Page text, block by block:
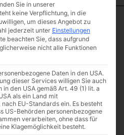
/ Jura Marmor klassik
Jura Marmor
klassik Sitzwürfel
45 gespitzt
Handarbeit
Artikelnummer: JMKSW45GH
€480,00 (inkl. MwSt.)
Preis / Stück ab Steinbruch
Sie in unserer
keine Verpflichtung, in die
um dieses Angebot zu
jederzeit unter Einstellungen
beachten Sie, dass aufgrund
nicht alle Funktionen
Daten in den USA.
dieser Services willigen Sie auch
den USA gemäß Art. 49 (1) lit. a
als ein Land mit
EU-Standards ein. Es besteht
US-Behörden personenbezogene
verarbeiten, ohne dass für
Klagemöglichkeit besteht.